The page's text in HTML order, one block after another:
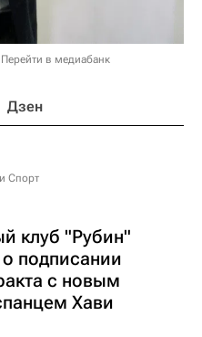
Перейти в медиабанк
Дзен
Спорт
клуб "Рубин"
подписании
с новым
Хави